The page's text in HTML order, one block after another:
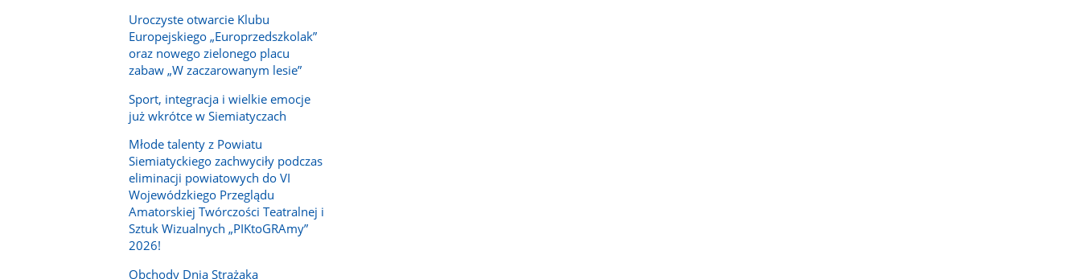
Uroczyste otwarcie Klubu
Europejskiego „Europrzedszkolak”
oraz nowego zielonego placu
zabaw „W zaczarowanym lesie”
Sport, integracja i wielkie emocje
już wkrótce w Siemiatyczach
Młode talenty z Powiatu
Siemiatyckiego zachwyciły podczas
eliminacji powiatowych do VI
Wojewódzkiego Przeglądu
Amatorskiej Twórczości Teatralnej i
Sztuk Wizualnych „PIKtoGRAmy”
2026!
Obchody Dnia Strażaka